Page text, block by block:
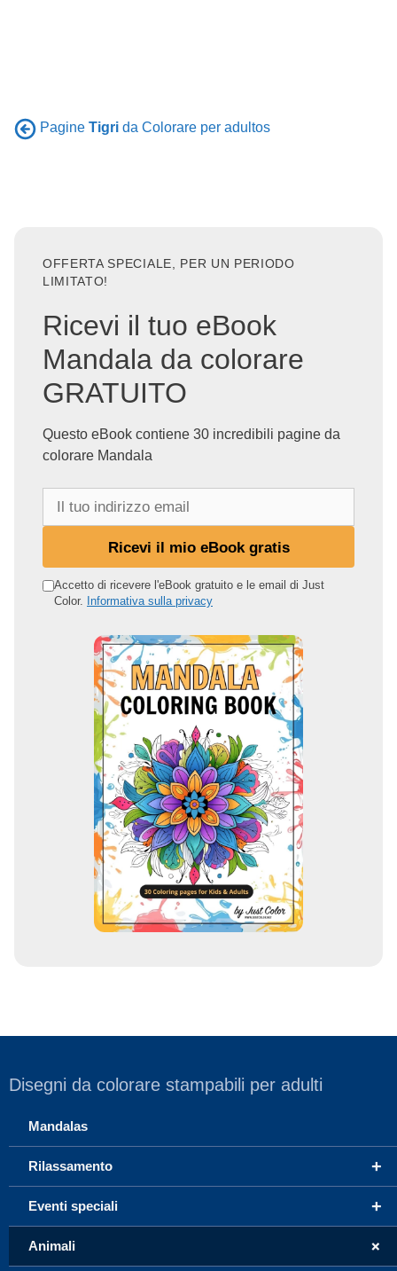
Pagine Tigri da Colorare per adultos
OFFERTA SPECIALE, PER UN PERIODO
LIMITATO!
Ricevi il tuo eBook
Mandala da colorare
GRATUITO
Questo eBook contiene 30 incredibili pagine da
colorare Mandala
o
Ricevi il mio eBook gratis
Accetto di ricevere l'eBook gratuito e le email di Just
Color. Informativa sulla privacy
Disegni da colorare stampabili per adulti
Mandalas
+
Rilassamento
+
Eventi speciali
+
Animali